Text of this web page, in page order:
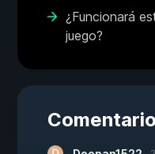
¿Funcionará
juego?